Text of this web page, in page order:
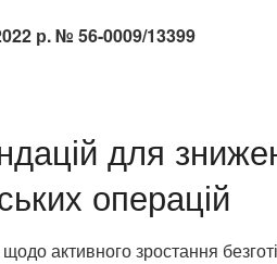
р. № 56-0009/13399
для
операцій
активного зростання